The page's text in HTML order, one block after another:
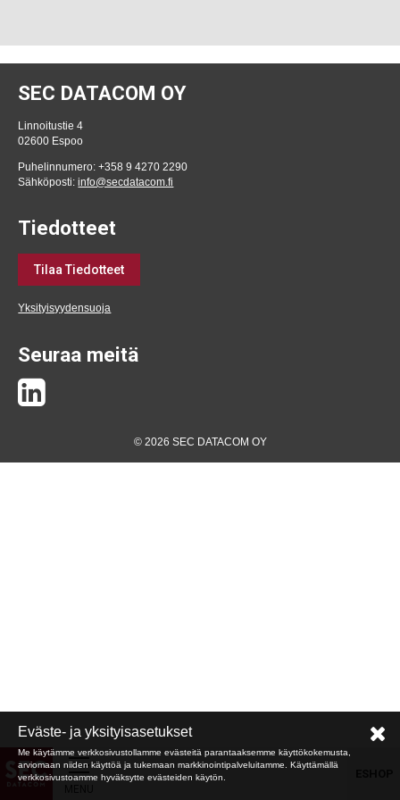
SEC DATACOM OY
Linnoitustie 4
02600 Espoo
Puhelinnumero: +358 9 4270 2290
Sähköposti:info@secdatacom.fi
Tiedotteet
Tilaa Tiedotteet
Yksityisyydensuoja
Seuraa meitä
© 2026 SEC DATACOM OY
Eväste- ja yksityisasetukset
Me käytämme verkkosivustollamme evästeitä parantaaksemme käyttökokemusta,
arviomaan niiden käyttöä ja tukemaan markkinointipalveluitamme. Käyttämällä
verkkosivustoamme hyväksytte evästeiden käytön.